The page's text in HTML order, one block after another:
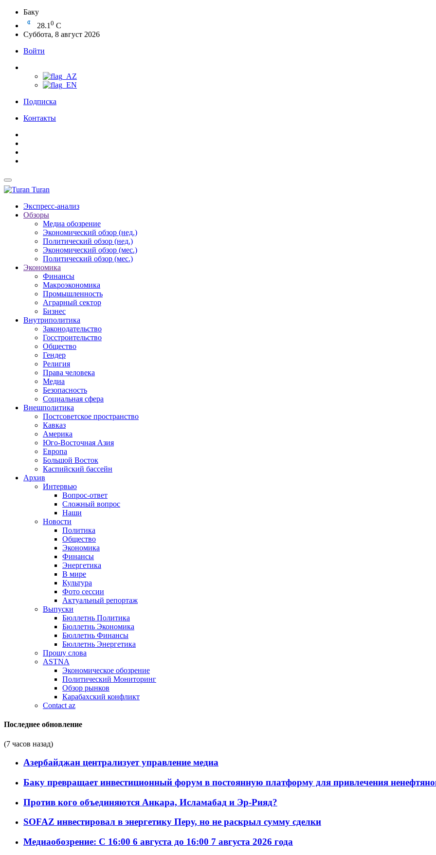
Баку
28.1 0 C
Суббота, 8 август 2026
Войти
Подписка
Контакты
Turan
Экспресс-анализ
Обзоры
Медиа обозрение
Экономический обзор (нед.)
Политический обзор (нед.)
Экономический обзор (мес.)
Политический обзор (мес.)
Экономика
Финансы
Макроэкономика
Промышленность
Аграрный сектор
Бизнес
Внутриполитика
Законодательство
Госстроительство
Общество
Гендер
Религия
Права человека
Медиа
Безопасность
Социальная сфера
Внешполитика
Постсоветское пространство
Кавказ
Америка
Юго-Восточная Азия
Европа
Большой Восток
Каспийский бассейн
Архив
Интервью
Вопрос-ответ
Сложный вопрос
Наши
Новости
Политика
Общество
Экономика
Финансы
Энергетика
В мире
Культура
Фото сессии
Актуальный репортаж
Выпуски
Бюллетнь Политика
Бюллетнь Экономика
Бюллетнь Финансы
Бюллетнь Энергетика
Прошу слова
ASTNA
Экономическое обозрение
Политический Мониторинг
Обзор рынков
Карабахский конфликт
Contact az
Последнее обновление
(7 часов назад)
Азербайджан централизует управление медиа
Баку превращает инвестиционный форум в постоянную платформу для привлечения
Против кого объединяются Анкара, Исламабад и Эр-Рияд?
SOFAZ инвестировал в энергетику Перу, но не раскрыл сумму сделки
Медиаобозрение: С 16:00 6 августа до 16:00 7 августа 2026 года